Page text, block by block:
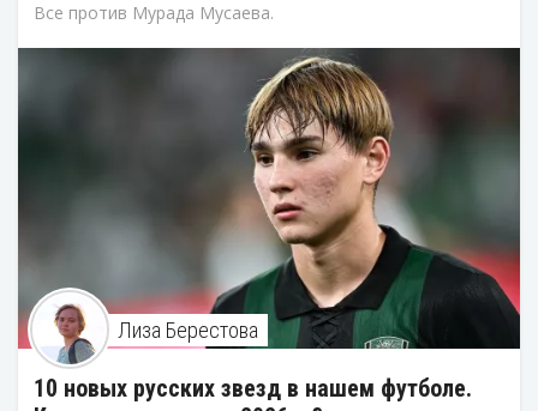
Все против Мурада Мусаева.
Лиза Берестова
10 новых русских звезд в нашем футболе.